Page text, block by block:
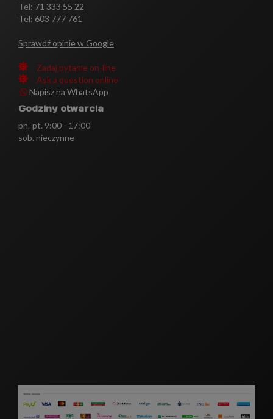
Tel: 71 333 55 22
Tel: 603 777 761
Sprawdź opinie w Google
Zadaj pytanie on-line
Ask a question online
Napisz na WhatsApp
Godziny otwarcia
pn.-pt. 9:00 - 17:00
sob. nieczynne